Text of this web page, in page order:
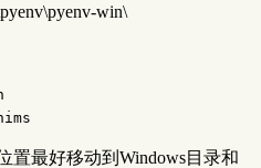
win\
置最好移动到Windows目录和